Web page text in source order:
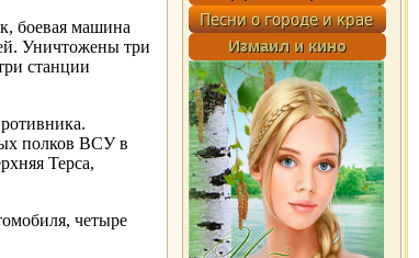
боевая машина
Уничтожены три
станции
полков ВСУ в
Терса,
четыре